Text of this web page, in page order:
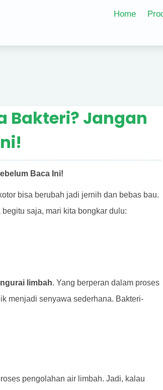
Home
Bakteri? Jangan
Baca Ini!
bisa berubah jadi jernih dan bebas bau.
saja, mari kita bongkar dulu:
limbah. Yang berperan dalam proses
menjadi senyawa sederhana. Bakteri-
pengolahan air limbah. Jadi, kalau